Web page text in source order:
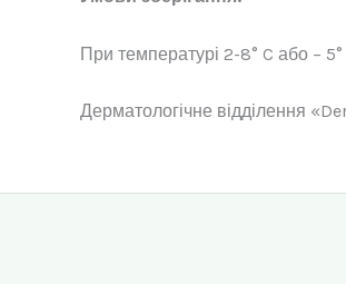
При температурі 2-8° C або – 5°
Дерматологічне відділення